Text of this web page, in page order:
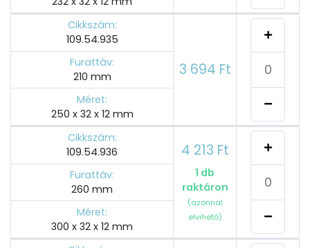
Cikkszám:
109.54.935
3 694 Ft
Furattáv:
210 mm
Méret:
250 x 32 x 12 mm
Cikkszám:
109.54.936
4 213 Ft
1 db
raktáron
(azonnal
elvihető)
Furattáv:
260 mm
Méret:
300 x 32 x 12 mm